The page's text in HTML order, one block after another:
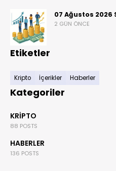
07 Ağustos 2026
2 GÜN ÖNCE
Etiketler
Kripto İçerikler Haberler
Kategoriler
KRIPTO
88 POSTS
HABERLER
136 POSTS